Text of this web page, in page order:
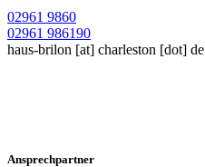
02961 9860
02961 986190
haus-brilon [at] charleston [dot] de
Ansprechpartner